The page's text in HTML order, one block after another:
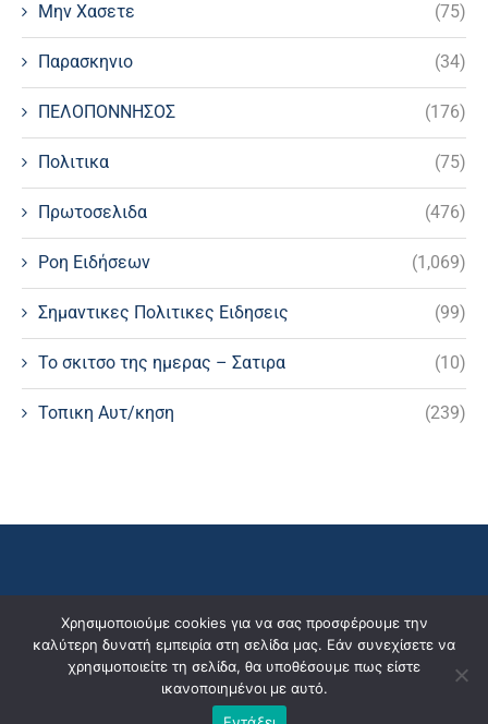
Μην Χασετε (75)
Παρασκηνιο (34)
ΠΕΛΟΠΟΝΝΗΣΟΣ (176)
Πολιτικα (75)
Πρωτοσελιδα (476)
Ροη Ειδήσεων (1,069)
Σημαντικες Πολιτικες Ειδησεις (99)
Το σκιτσο της ημερας – Σατιρα (10)
Τοπικη Αυτ/κηση (239)
Χρησιμοποιούμε cookies για να σας προσφέρουμε την
καλύτερη δυνατή εμπειρία στη σελίδα μας. Εάν συνεχίσετε να
χρησιμοποιείτε τη σελίδα, θα υποθέσουμε πως είστε
ικανοποιημένοι με αυτό.